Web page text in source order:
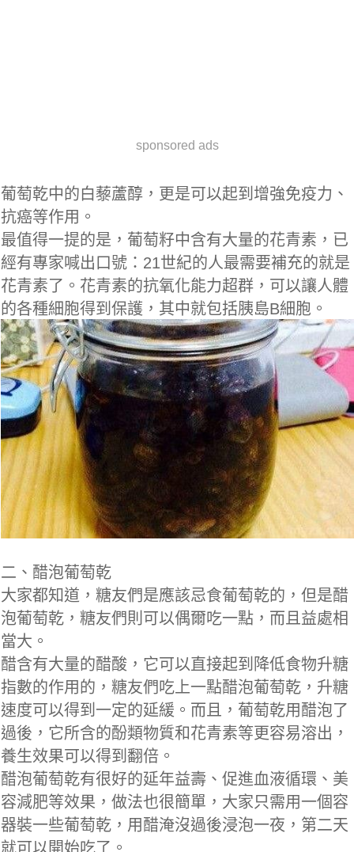
sponsored ads
葡萄乾中的白藜蘆醇，更是可以起到增強免疫力、
抗癌等作用。
最值得一提的是，葡萄籽中含有大量的花青素，已
經有專家喊出口號：21世紀的人最需要補充的就是
花青素了。花青素的抗氧化能力超群，可以讓人體
的各種細胞得到保護，其中就包括胰島B細胞。
二、醋泡葡萄乾
大家都知道，糖友們是應該忌食葡萄乾的，但是醋
泡葡萄乾，糖友們則可以偶爾吃一點，而且益處相
當大。
醋含有大量的醋酸，它可以直接起到降低食物升糖
指數的作用的，糖友們吃上一點醋泡葡萄乾，升糖
速度可以得到一定的延緩。而且，葡萄乾用醋泡了
過後，它所含的酚類物質和花青素等更容易溶出，
養生效果可以得到翻倍。
醋泡葡萄乾有很好的延年益壽、促進血液循環、美
容減肥等效果，做法也很簡單，大家只需用一個容
器裝一些葡萄乾，用醋淹沒過後浸泡一夜，第二天
就可以開始吃了。